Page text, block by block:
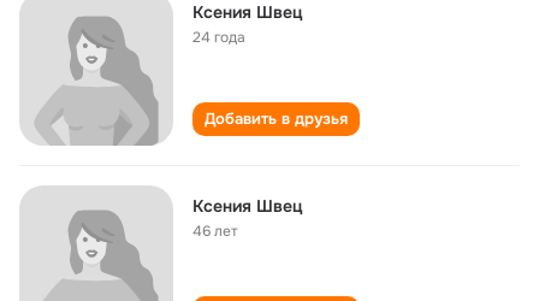
Ксения Швец
24 года
Добавить в друзья
Ксения Швец
46 лет